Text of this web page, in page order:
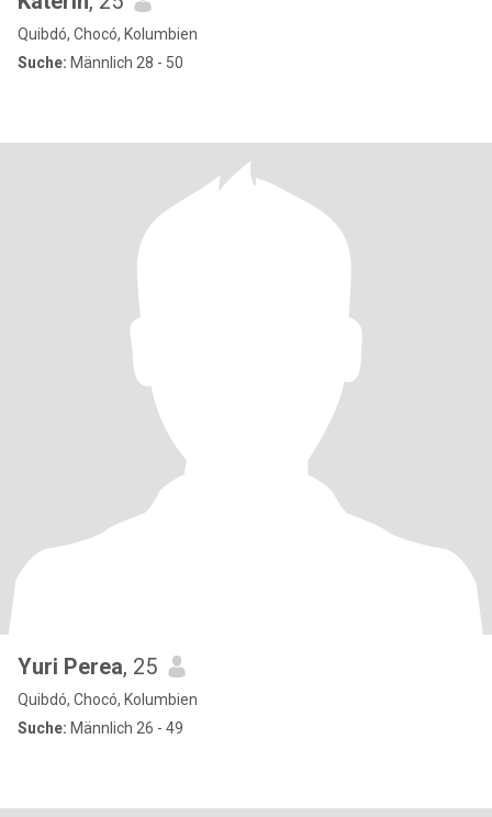
Quibdó, Chocó, Kolumbien
Suche: Männlich 28 - 50
Yuri Perea, 25
Quibdó, Chocó, Kolumbien
Suche: Männlich 26 - 49